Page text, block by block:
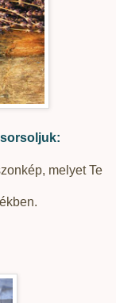
sorsoljuk:
melyet Te